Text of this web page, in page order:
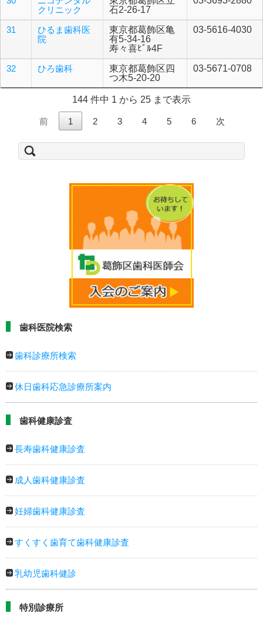
クリニック
石2-26-17
31
ひるま歯科医
院
東京都葛飾区亀
有5-34-16
寿々喜ﾋﾞﾙ4F
03-5616-4030
32 ひろ歯科
東京都葛飾区四
つ木5-20-20
03-5671-0708
144 件中 1 から 25 まで表示
前 1 2 3 4 5 6
次
索:
歯科医院検索
歯科診療所検索
休日歯科応急診療所案内
歯科健康診査
長寿歯科健康診査
成人歯科健康診査
妊婦歯科健康診査
すくすく歯育て歯科健康診査
乳幼児歯科健診
特別診療所